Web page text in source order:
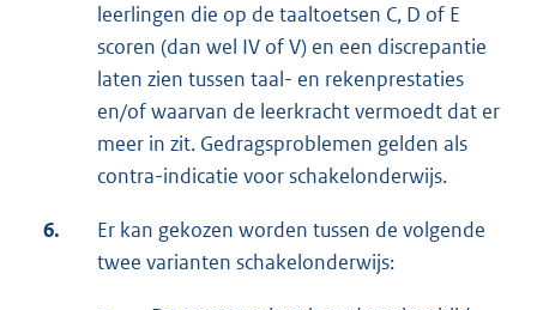
leerlingen die op de taaltoetsen C, D of E
scoren (dan wel IV of V) en een discrepantie
laten zien tussen taal- en rekenprestaties
en/of waarvan de leerkracht vermoedt dat er
meer in zit. Gedragsproblemen gelden als
contra-indicatie voor schakelonderwijs.
6.
Er kan gekozen worden tussen de volgende
twee varianten schakelonderwijs: